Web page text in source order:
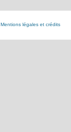
Mentions légales et crédits